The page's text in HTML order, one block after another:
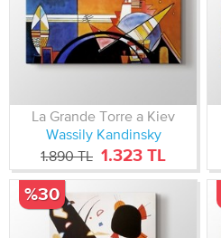
La Grande Torre a Kiev
Wassily Kandinsky
1.890 TL 1.323 TL
%30